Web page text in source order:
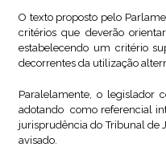
O texto proposto pelo
critérios que deverão
estabelecendo um critério
decorrentes da utilização
Paralelamente, o legislador
adotando como referencial
jurisprudência do Tribunal de
avisado.